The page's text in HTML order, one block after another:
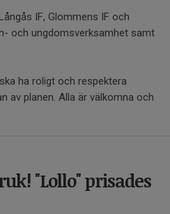
IF, Glommens IF och
och ungdomsverksamhet samt
ha roligt och respektera
av planen. Alla är välkomna och
"Lollo" prisades